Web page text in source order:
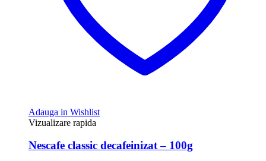
Adauga in Wishlist
Vizualizare rapida
Nescafe classic decafeinizat – 100g